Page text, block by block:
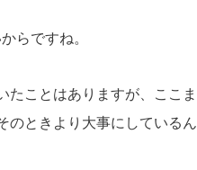
らですね。
たことはありますが、ここ
ときより大事にしている